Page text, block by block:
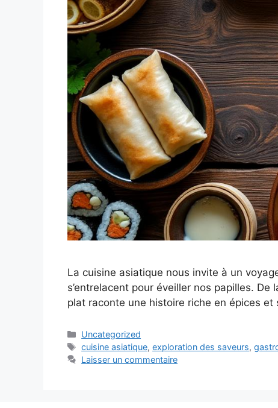
La cuisine asiatique nous invite à un
s’entrelacent pour éveiller nos papilles.
plat raconte une histoire riche en épices
Catégories
Uncategorized
Étiquettes
cuisine asiatique,exploration des saveurs,
Laisser un commentaire